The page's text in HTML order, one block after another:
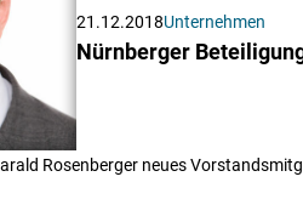
21.12.2018Unternehmen
Nürnberger
Rosenberger neues